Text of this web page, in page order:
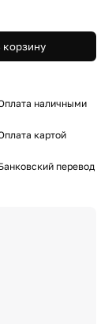
корзину
наличными
картой
перевод